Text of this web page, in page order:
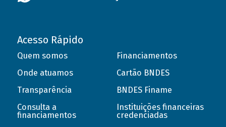
Acesso Rápido
Quem somos
Onde atuamos
Transparência
Consulta a
financiamentos
Financiamentos
Cartão BNDES
BNDES Finame
Instituições financeiras
credenciadas